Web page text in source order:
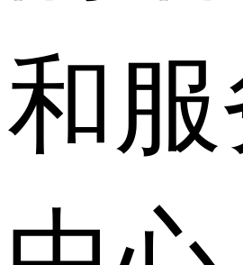
和